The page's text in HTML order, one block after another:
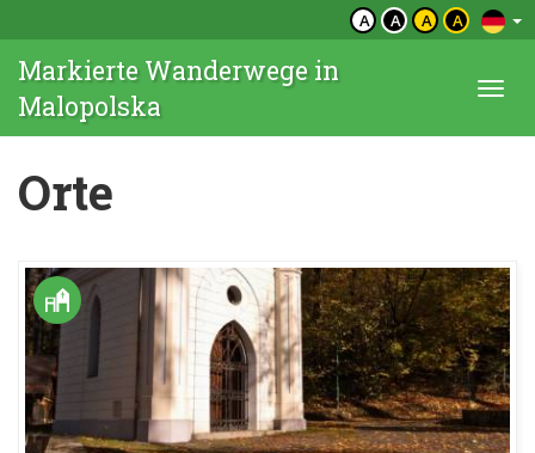
A A A A
Markierte Wanderwege in
Malopolska
Orte